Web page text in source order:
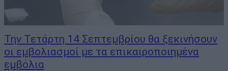
Την Τετάρτη 14 Σεπτεμβρίου θα ξεκινήσουν
οι εμβολιασμοί με τα επικαιροποιημένα
εμβόλια